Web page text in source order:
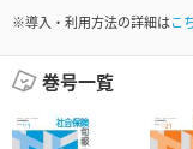
※導入・利用方法の詳細はこ
巻号一覧